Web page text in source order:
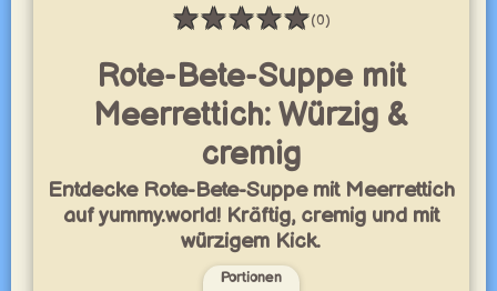
★★★★★
Bewertung: 0 / 5
(0)
Rote-Bete-Suppe mit
Meerrettich: Würzig &
cremig
Entdecke Rote-Bete-Suppe mit Meerrettich
auf yummy.world! Kräftig, cremig und mit
würzigem Kick.
Portionen